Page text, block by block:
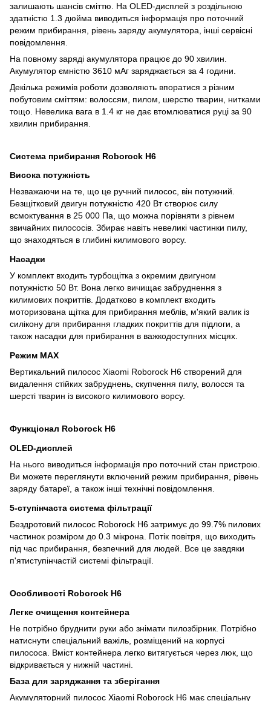
залишають шансів сміттю. На OLED-дисплей з роздільною
здатністю 1.3 дюйма виводиться інформація про поточний
режим прибирання, рівень заряду акумулятора, інші сервісні
повідомлення.
На повному заряді акумулятора працює до 90 хвилин.
Акумулятор ємністю 3610 мАг заряджається за 4 години.
Декілька режимів роботи дозволяють впоратися з різним
побутовим сміттям: волоссям, пилом, шерстю тварин, нитками
тощо. Невелика вага в 1.4 кг не дає втомлюватися руці за 90
хвилин прибирання.
Система прибирання Roborock H6
Висока потужність
Незважаючи на те, що це ручний пилосос, він потужний.
Безщітковий двигун потужністю 420 Вт створює силу
всмоктування в 25 000 Па, що можна порівняти з рівнем
звичайних пилососів. Збирає навіть невеликі частинки пилу,
що знаходяться в глибині килимового ворсу.
Насадки
У комплект входить турбощітка з окремим двигуном
потужністю 50 Вт. Вона легко вичищає забруднення з
килимових покриттів. Додатково в комплект входить
моторизована щітка для прибирання меблів, м'який валик із
силікону для прибирання гладких покриттів для підлоги, а
також насадки для прибирання в важкодоступних місцях.
Режим MAX
Вертикальний пилосос Xiaomi Roborock H6 створений для
видалення стійких забруднень, скупчення пилу, волосся та
шерсті тварин із високого килимового ворсу.
Функціонал Roborock H6
OLED-дисплей
На нього виводиться інформація про поточний стан пристрою.
Ви можете переглянути включений режим прибирання, рівень
заряду батареї, а також інші технічні повідомлення.
5-ступінчаста система фільтрації
Бездротовий пилосос Roborock H6 затримує до 99.7% пилових
частинок розміром до 0.3 мікрона. Потік повітря, що виходить
під час прибирання, безпечний для людей. Все це завдяки
п'ятиступінчастій системі фільтрації.
Особливості Roborock H6
Легке очищення контейнера
Не потрібно бруднити руки або знімати пилозбірник. Потрібно
натиснути спеціальний важіль, розміщений на корпусі
пилососа. Вміст контейнера легко витягується через люк, що
відкривається у нижній частині.
База для заряджання та зберігання
Акумуляторний пилосос Xiaomi Roborock H6 має спеціальну